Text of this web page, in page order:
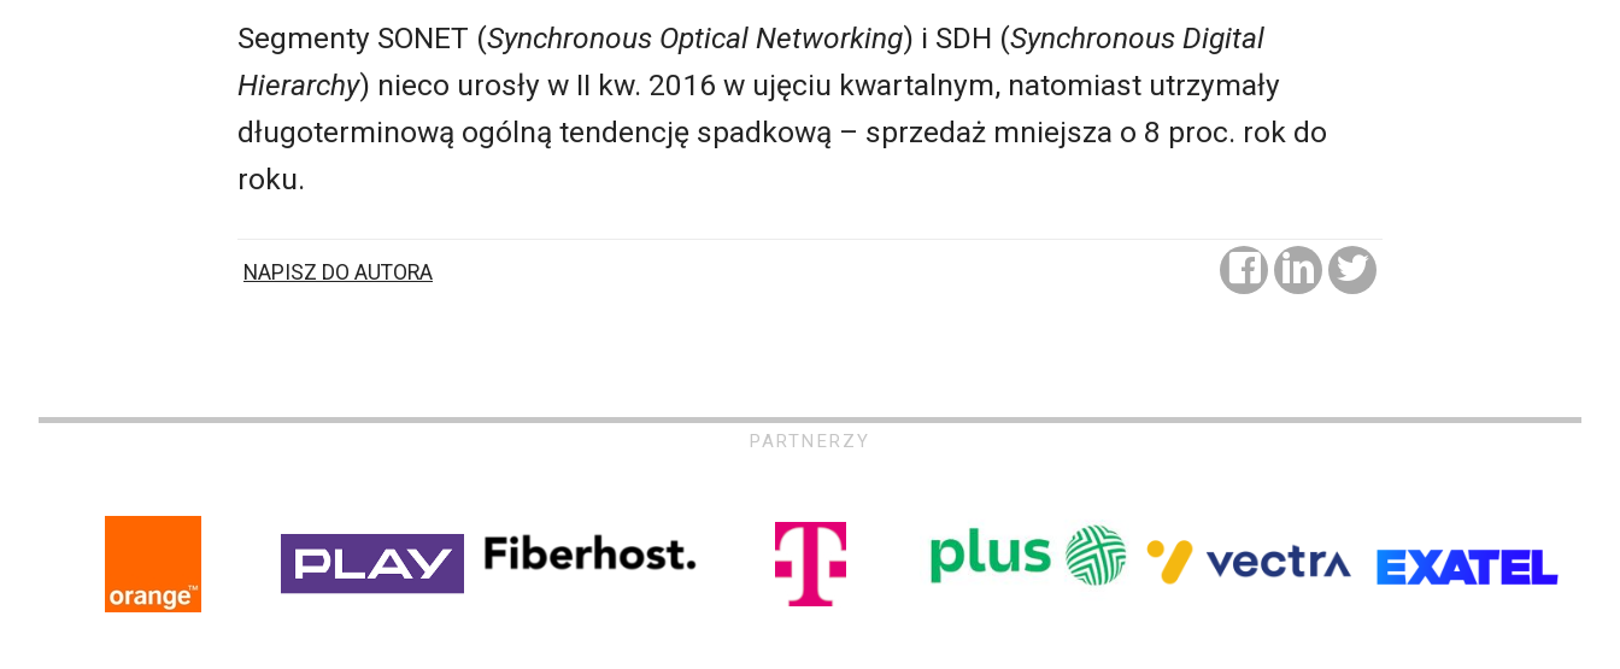
Segmenty SONET (Synchronous Optical Networking) i SDH (Synchronous Digital
Hierarchy) nieco urosły w II kw. 2016 w ujęciu kwartalnym, natomiast utrzymały
długoterminową ogólną tendencję spadkową – sprzedaż mniejsza o 8 proc. rok do
roku.
NAPISZ DO AUTORA
PARTNERZY